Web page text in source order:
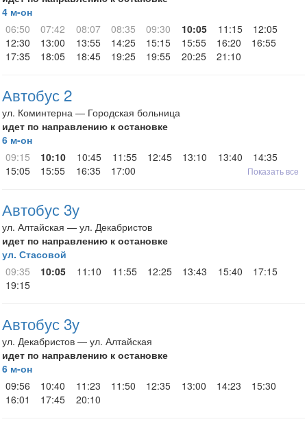
4 м-он
06:50
07:42 08:07 08:35 09:30 10:05 11:15
12:05
12:30
13:00 13:55 14:25 15:15 15:55 16:20
16:55
17:35
18:05 18:45 19:25 19:55 20:25 21:10
Автобус 2
ул. Коминтерна — Городская больница
идет по направлению к остановке
6 м-он
09:15
10:10 10:45 11:55 12:45 13:10 13:40
14:35
15:05
15:55 16:35 17:00 Показать все
Автобус 3у
ул. Алтайская — ул. Декабристов
идет по направлению к остановке
ул. Стасовой
09:35
10:05 11:10 11:55 12:25 13:43 15:40
17:15
19:15
Автобус 3у
ул. Декабристов — ул. Алтайская
идет по направлению к остановке
6 м-он
09:56
10:40 11:23 11:50 12:35 13:00 14:23
15:30
16:01
17:45 20:10